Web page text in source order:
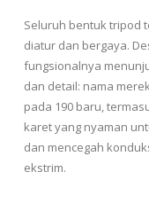
Seluruh bentuk tripod
diatur dan bergaya.
fungsionalnya
dan detail: nama
pada 190 baru,
karet yang nyaman
dan mencegah
ekstrim.